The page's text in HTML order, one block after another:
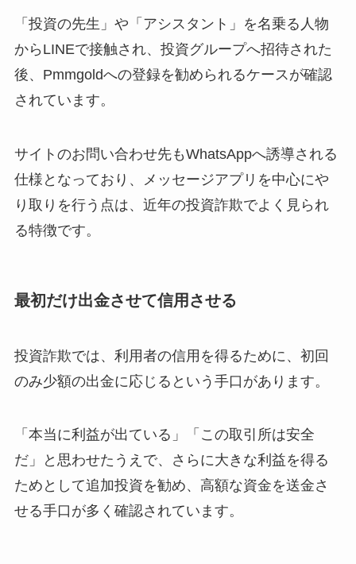
「投資の先生」や「アシスタント」を名乗る人物
からLINEで接触され、投資グループへ招待された
後、Pmmgoldへの登録を勧められるケースが確認
されています。
サイトのお問い合わせ先もWhatsAppへ誘導される
仕様となっており、メッセージアプリを中心にや
り取りを行う点は、近年の投資詐欺でよく見られ
る特徴です。
最初だけ出金させて信用させる
投資詐欺では、利用者の信用を得るために、初回
のみ少額の出金に応じるという手口があります。
「本当に利益が出ている」「この取引所は安全
だ」と思わせたうえで、さらに大きな利益を得る
ためとして追加投資を勧め、高額な資金を送金さ
せる手口が多く確認されています。